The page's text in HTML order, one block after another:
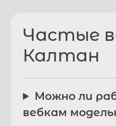
Частые
Калтан
Можно ли
вебкам